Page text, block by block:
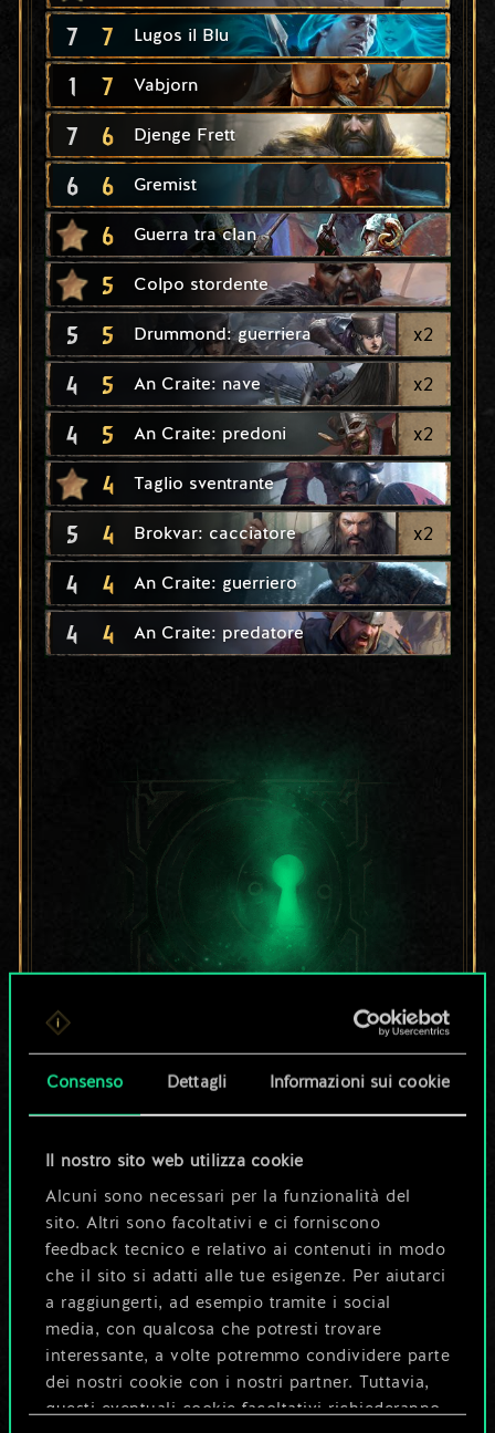
Consenso Dettagli Informazioni sui cookie
Il nostro sito web utilizza cookie
Alcuni sono necessari per la funzionalità del
sito. Altri sono facoltativi e ci forniscono
feedback tecnico e relativo ai contenuti in modo
che il sito si adatti alle tue esigenze. Per aiutarci
a raggiungerti, ad esempio tramite i social
media, con qualcosa che potresti trovare
interessante, a volte potremmo condividere parte
dei nostri cookie con i nostri partner. Tuttavia,
questi eventuali cookie facoltativi richiederanno
7 7 Lugos il Blu
1 7 Vabjorn
7 6 Djenge Frett
6 6 Gremist
6 Guerra tra clan
5 Colpo stordente
5 5 Drummond: guerriera x2
4 5 An Craite: nave x2
4 5 An Craite: predoni x2
4 Taglio sventrante
5 4 Brokvar: cacciatore x2
4 4 An Craite: guerriero
4 4 An Craite: predatore
Per ora, è solo un
set di carte
condiviso.
Ma può diventare
molto altro!
Dai un nome al mazzo e crea una
guida